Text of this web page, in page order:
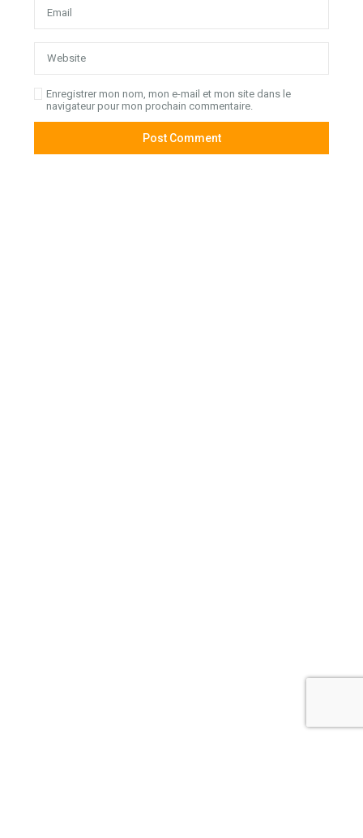
Enregistrer mon nom, mon e-mail et mon site dans le
navigateur pour mon prochain commentaire.